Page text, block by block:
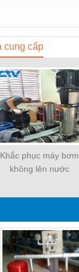
cung cấp
Khắc phục máy bơm
không lên nước